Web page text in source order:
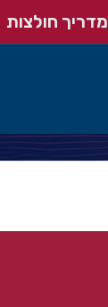
מדריך חולצות